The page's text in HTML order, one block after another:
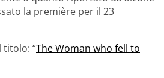
la première per il 23
titolo: “The Woman who fell to